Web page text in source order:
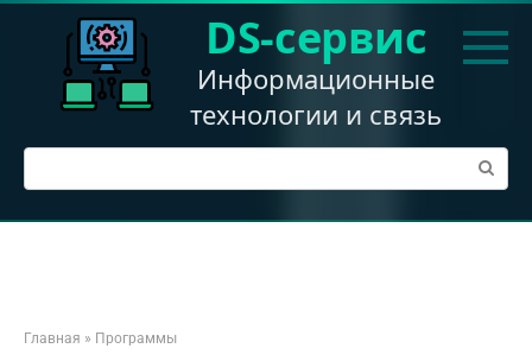
Перейти
DS-сервис
Информационные
технологии и связь
Поиск:
Главная » Программы